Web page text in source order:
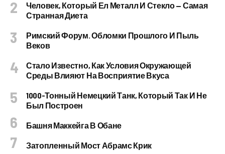
Человек, Который Ел Металл И Стекло — Самая
Странная Диета
Римский Форум. Обломки Прошлого И Пыль
Веков
Стало Известно, Как Условия Окружающей
Среды Влияют На Восприятие Вкуса
1000-Тонный Немецкий Танк, Который Так И Не
Был Построен
Башня Маккейга В Обане
Затопленный Мост Абрамс Крик